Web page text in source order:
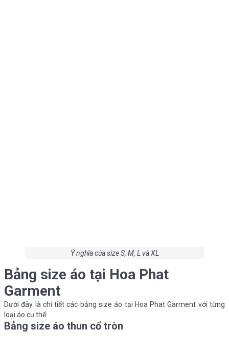
Ý nghĩa của size S, M, L và XL
Bảng size áo tại Hoa Phat
Garment
Dưới đây là chi tiết các bảng size áo tại Hoa Phat Garment với từng
loại áo cụ thể:
Bảng size áo thun cổ tròn